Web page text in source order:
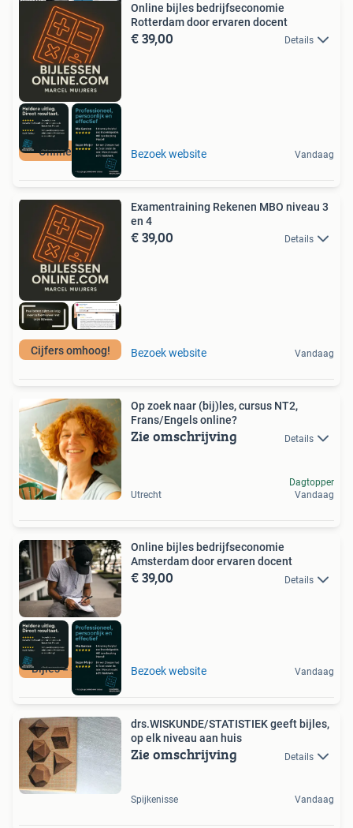
Online bijles
Online bijles bedrijfseconomie
Rotterdam door ervaren docent
€ 39,00 Details
Bezoek website Vandaag
Cijfers omhoog!
Examentraining Rekenen MBO niveau 3
en 4
€ 39,00 Details
Bezoek website Vandaag
Op zoek naar (bij)les, cursus NT2,
Frans/Engels online?
Zie omschrijving Details
Utrecht
Dagtopper
Vandaag
Bijles = Succes!
Online bijles bedrijfseconomie
Amsterdam door ervaren docent
€ 39,00 Details
Bezoek website Vandaag
drs.WISKUNDE/STATISTIEK geeft bijles,
op elk niveau aan huis
Zie omschrijving Details
Spijkenisse Vandaag